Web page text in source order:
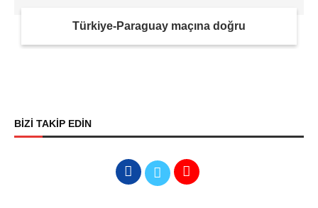
Türkiye-Paraguay maçına doğru
BİZİ TAKİP EDİN